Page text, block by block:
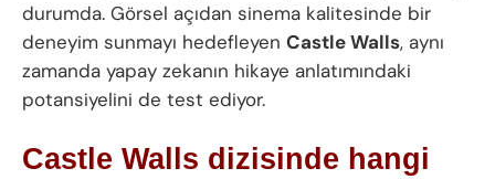
durumda. Görsel açıdan sinema kalitesinde bir
deneyim sunmayı hedefleyen Castle Walls, aynı
zamanda yapay zekanın hikaye anlatımındaki
potansiyelini de test ediyor.
Castle Walls dizisinde hangi